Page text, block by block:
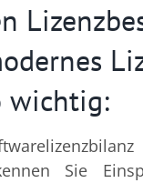
wichtig:
Sie